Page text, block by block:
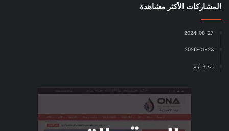
المشاركات الأكثر مشاهدة
2024-08-27
2026-01-23
منذ 3 أيام